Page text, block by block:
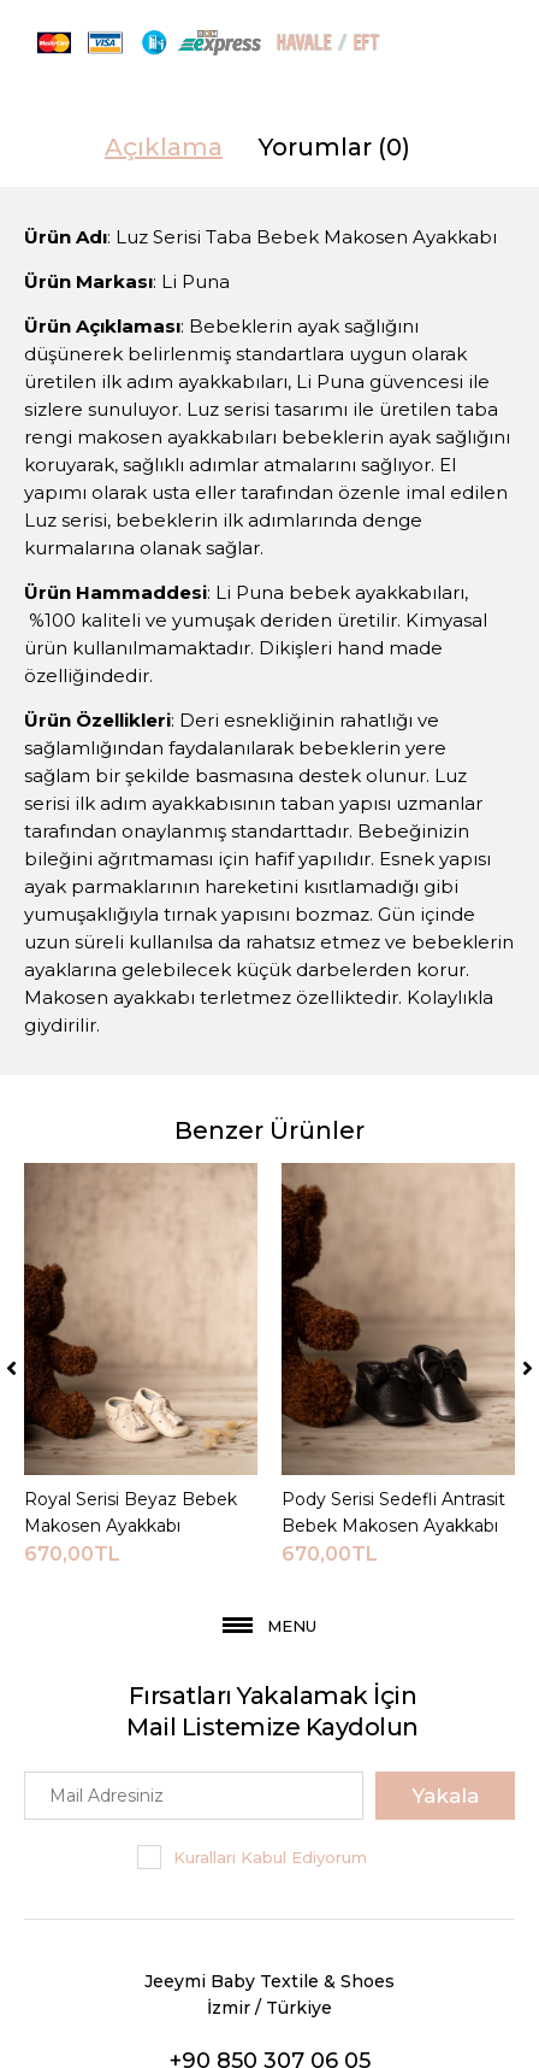
Açıklama Yorumlar (0)
Ürün Adı: Luz Serisi Taba Bebek Makosen Ayakkabı
Ürün Markası: Li Puna
Ürün Açıklaması: Bebeklerin ayak sağlığını
düşünerek belirlenmiş standartlara uygun olarak
üretilen ilk adım ayakkabıları, Li Puna güvencesi ile
sizlere sunuluyor. Luz serisi tasarımı ile üretilen taba
rengi makosen ayakkabıları bebeklerin ayak sağlığını
koruyarak, sağlıklı adımlar atmalarını sağlıyor. El
yapımı olarak usta eller tarafından özenle imal edilen
Luz serisi, bebeklerin ilk adımlarında denge
kurmalarına olanak sağlar.
Ürün Hammaddesi: Li Puna bebek ayakkabıları,
%100 kaliteli ve yumuşak deriden üretilir. Kimyasal
ürün kullanılmamaktadır. Dikişleri hand made
özelliğindedir.
Ürün Özellikleri: Deri esnekliğinin rahatlığı ve
sağlamlığından faydalanılarak bebeklerin yere
sağlam bir şekilde basmasına destek olunur. Luz
serisi ilk adım ayakkabısının taban yapısı uzmanlar
tarafından onaylanmış standarttadır. Bebeğinizin
bileğini ağrıtmaması için hafif yapılıdır. Esnek yapısı
ayak parmaklarının hareketini kısıtlamadığı gibi
yumuşaklığıyla tırnak yapısını bozmaz. Gün içinde
uzun süreli kullanılsa da rahatsız etmez ve bebeklerin
ayaklarına gelebilecek küçük darbelerden korur.
Makosen ayakkabı terletmez özelliktedir. Kolaylıkla
giydirilir.
Benzer Ürünler
Sepete Ekle
Royal Serisi Beyaz Bebek
Makosen Ayakkabı
670,00TL
Sepete Ekle
Pody Serisi Sedefli Antrasit
Bebek Makosen Ayakkabı
670,00TL
MENU
Fırsatları Yakalamak İçin
Mail Listemize Kaydolun
Yakala
Kuralları Kabul Ediyorum
Jeeymi Baby Textile & Shoes
İzmir / Türkiye
+90 850 307 06 05